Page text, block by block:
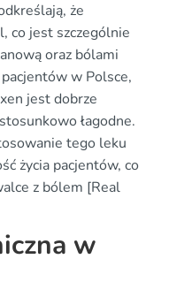
że
co jest szczególnie
oraz bólami
w Polsce,
jest dobrze
łagodne.
tego leku
życia pacjentów, co
z bólem [Real
w